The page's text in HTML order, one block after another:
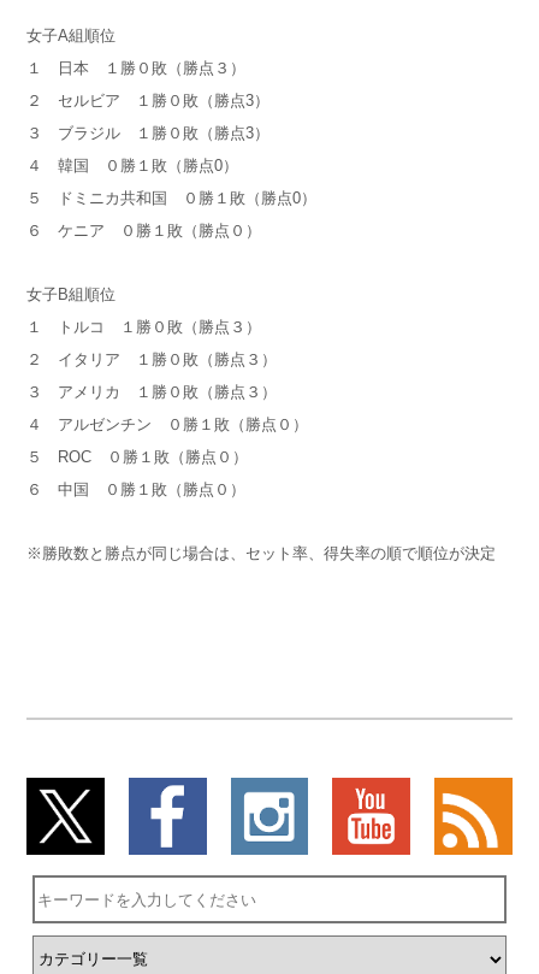
女子A組順位
１ 日本 １勝０敗（勝点３）
２ セルビア １勝０敗（勝点3）
３ ブラジル １勝０敗（勝点3）
４ 韓国 ０勝１敗（勝点0）
５ ドミニカ共和国 ０勝１敗（勝点0）
６ ケニア ０勝１敗（勝点０）
女子B組順位
１ トルコ １勝０敗（勝点３）
２ イタリア １勝０敗（勝点３）
３ アメリカ １勝０敗（勝点３）
４ アルゼンチン ０勝１敗（勝点０）
５ ROC ０勝１敗（勝点０）
６ 中国 ０勝１敗（勝点０）
※勝敗数と勝点が同じ場合は、セット率、得失率の順で順位が決定